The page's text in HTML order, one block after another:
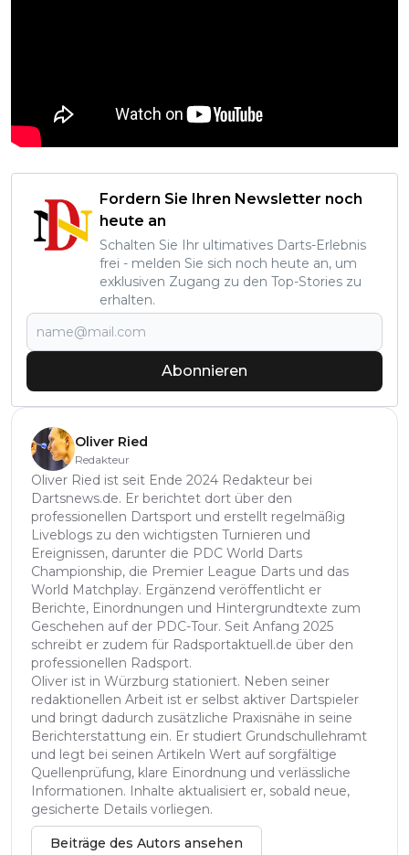
Fordern Sie Ihren Newsletter noch
heute an
Schalten Sie Ihr ultimatives Darts-Erlebnis
frei - melden Sie sich noch heute an, um
exklusiven Zugang zu den Top-Stories zu
erhalten.
Abonnieren
Oliver Ried
Redakteur
Oliver Ried ist seit Ende 2024 Redakteur bei
Dartsnews.de. Er berichtet dort über den
professionellen Dartsport und erstellt regelmäßig
Liveblogs zu den wichtigsten Turnieren und
Ereignissen, darunter die PDC World Darts
Championship, die Premier League Darts und das
World Matchplay. Ergänzend veröffentlicht er
Berichte, Einordnungen und Hintergrundtexte zum
Geschehen auf der PDC-Tour. Seit Anfang 2025
schreibt er zudem für Radsportaktuell.de über den
professionellen Radsport.
Oliver ist in Würzburg stationiert. Neben seiner
redaktionellen Arbeit ist er selbst aktiver Dartspieler
und bringt dadurch zusätzliche Praxisnähe in seine
Berichterstattung ein. Er studiert Grundschullehramt
und legt bei seinen Artikeln Wert auf sorgfältige
Quellenprüfung, klare Einordnung und verlässliche
Informationen. Inhalte aktualisiert er, sobald neue,
gesicherte Details vorliegen.
Beiträge des Autors ansehen